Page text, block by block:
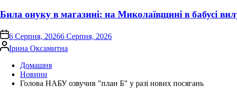
Била онуку в магазині: на Миколаївщині в бабусі
on6 Серпня, 20266 Серпня, 2026
Опубліковано
Ірина Оксамитна
Домашня
Новини
Голова НАБУ озвучив "план Б" у разі нових посягань